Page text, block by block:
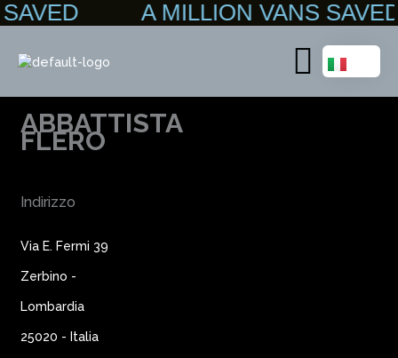
Vai
al
SAVED A MILLION VANS
Main
Menu
ABBATTISTA
FLERO
Indirizzo
Via E. Fermi 39
Zerbino -
Lombardia
25020 - Italia